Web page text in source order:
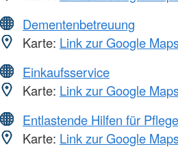
Dementenbetreuung
Karte: Link zur Google
Einkaufsservice
Karte: Link zur Google
Entlastende Hilfen für
Karte: Link zur Google